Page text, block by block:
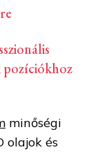
minőségi
olajok és